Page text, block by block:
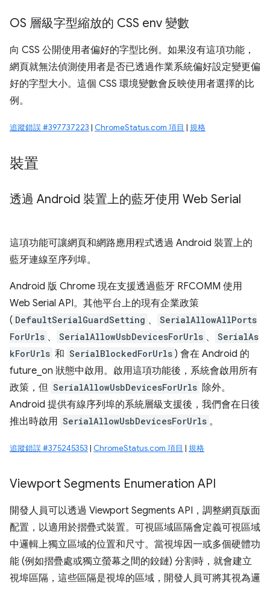
OS 層級字型縮放的 CSS env 變數
向 CSS 公開使用者偏好的字型比例。如果沒有這項功能，
網頁就無法偵測使用者是否已透過作業系統偏好設定變更偏
好的字型大小。這個 CSS 環境變數會反映使用者選擇的比
例。
追蹤錯誤 #397737223 | ChromeStatus.com 項目 | 規格
裝置
透過 Android 裝置上的藍牙使用 Web Serial
這項功能可讓網頁和網路應用程式透過 Android 裝置上的
藍牙連線至序列埠。
Android 版 Chrome 現在支援透過藍牙 RFCOMM 使用
Web Serial API。其他平台上的現有企業政策
( DefaultSerialGuardSetting 、
SerialAllowAllPorts
ForUrls 、 SerialAllowUsbDevicesForUrls 、
SerialAs
kForUrls 和 SerialBlockedForUrls ) 會在 Android 的
future_on 狀態中啟用。啟用這項功能後，系統會啟用所有
政策，但 SerialAllowUsbDevicesForUrls 除外。
Android 提供有線序列埠的系統層級支援後，我們會在日後
推出時啟用 SerialAllowUsbDevicesForUrls 。
追蹤錯誤 #375245353 | ChromeStatus.com 項目 | 規格
Viewport Segments Enumeration API
開發人員可以透過 Viewport Segments API，調整網頁版面
配置，以適用於摺疊式裝置。可視區域區隔會定義可視區域
中邏輯上獨立區域的位置和尺寸。當視埠因一或多個硬體功
能 (例如摺疊處或獨立螢幕之間的鉸鏈) 分割時，就會建立
視埠區隔，這些區隔是視埠的區域，開發人員可將其視為邏